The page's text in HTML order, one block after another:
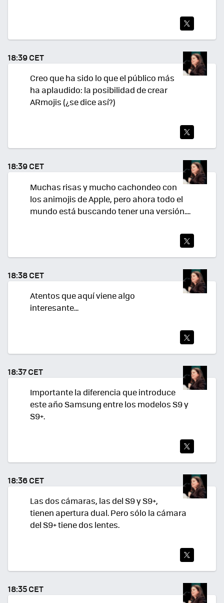
TEA
R
18:39 CET
Creo que ha sido lo que el público más
ha aplaudido: la posibilidad de crear
ARmojis (¿se dice así?)
TWI
TEA
R
18:39 CET
Muchas risas y mucho cachondeo con
los animojis de Apple, pero ahora todo el
mundo está buscando tener una versión....
TEA
R
18:38 CET
Atentos que aquí viene algo
interesante...
TEA
R
18:37 CET
Importante la diferencia que introduce
este año Samsung entre los modelos S9 y
S9+.
TEA
R
18:36 CET
Las dos cámaras, las del S9 y S9+,
tienen apertura dual. Pero sólo la cámara
del S9+ tiene dos lentes.
TWI
TEA
R
18:35 CET